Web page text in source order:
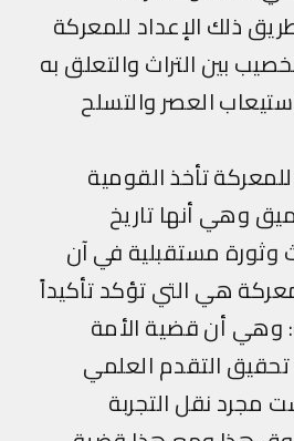
الإعداد للمعركة
التراث والتعلق به
العصر والتسلح
تأخذ القومية
أنها تاريخ
مستقبلية في آن
هي التي تؤكد تأكيداً
أن قضية الأمة
التقدم العلمي
نقل التجربة